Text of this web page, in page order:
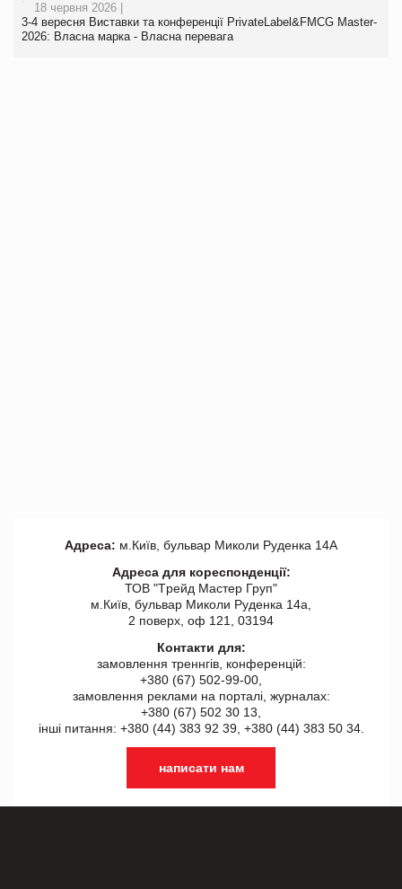
18 червня 2026 |
3-4 вересня Виставки та конференції PrivateLabel&FMCG Master-
2026: Власна марка - Власна перевага
Адреса: м.Київ, бульвар Миколи Руденка 14А
Адреса для кореспонденції:
ТОВ "Tрейд Мастер Груп"
м.Київ, бульвар Миколи Руденка 14а,
2 поверх, оф 121, 03194
Контакти для:
замовлення треннгів, конференцій:
+380 (67) 502-99-00,
замовлення реклами на порталі, журналах:
+380 (67) 502 30 13,
інші питання: +380 (44) 383 92 39, +380 (44) 383 50 34.
написати нам